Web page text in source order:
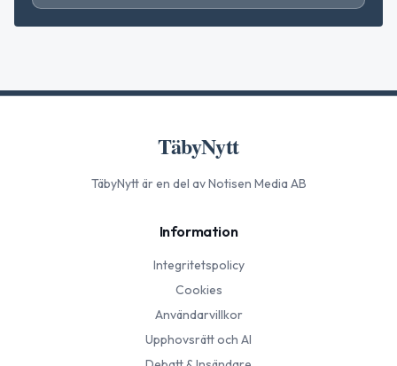
TäbyNytt
TäbyNyttär en del av Notisen Media AB
Information
Integritetspolicy
Cookies
Användarvillkor
Upphovsrätt och AI